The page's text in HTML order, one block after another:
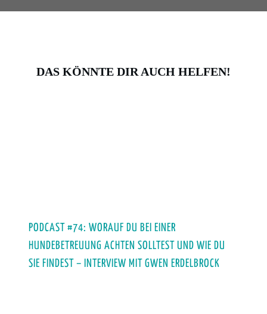
DAS KÖNNTE DIR AUCH HELFEN!
PODCAST #74: WORAUF DU BEI EINER
HUNDEBETREUUNG ACHTEN SOLLTEST UND WIE DU
SIE FINDEST – INTERVIEW MIT GWEN ERDELBROCK